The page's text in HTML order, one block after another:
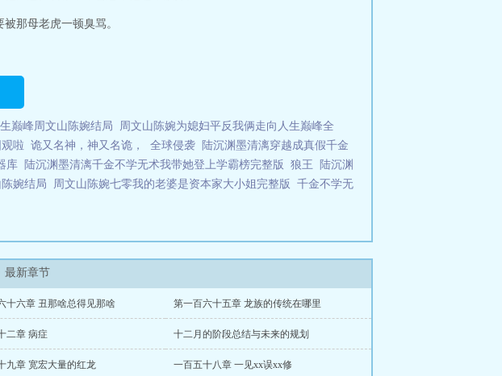
那母老虎一顿臭骂。
巅峰周文山陈婉结局
周文山陈婉为媳妇平反我俩走向人生巅峰全
啦 诡又名神，神又名诡， 全球侵袭
陆沉渊墨清漓穿越成真假千金
库 陆沉渊墨清漓千金不学无术我带她登上学霸榜完整版 狼王
陆沉渊
婉结局 周文山陈婉七零我的老婆是资本家大小姐完整版
千金不学无
最新章节
十六章 丑那啥总得见那啥 第一百六十五章 龙族的传统在哪里
二章 病症 十二月的阶段总结与未来的规划
九章 宽宏大量的红龙 一百五十八章 一见xx误xx修